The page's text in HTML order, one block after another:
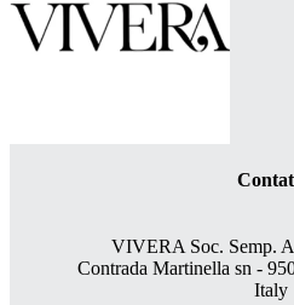
VIVERA Soc. Semp.
Contrada Martinella sn -
Italy